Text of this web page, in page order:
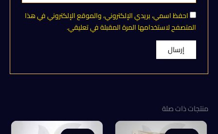
احفظ اسمي، بريدي الإلكتروني، والموقع الإلكتروني في هذا
المتصفح لاستخدامها المرة المقبلة في تعليقي.
منتجات ذات صلة